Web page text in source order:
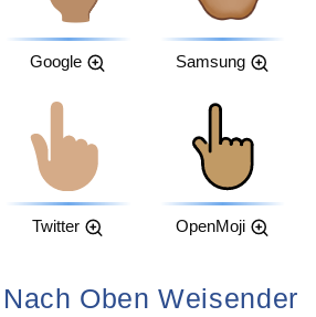
Google Samsung
Twitter OpenMoji